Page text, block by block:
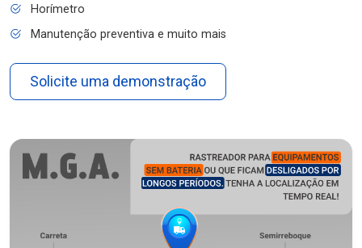
Horímetro
Manutenção preventiva e muito mais
Solicite uma demonstração